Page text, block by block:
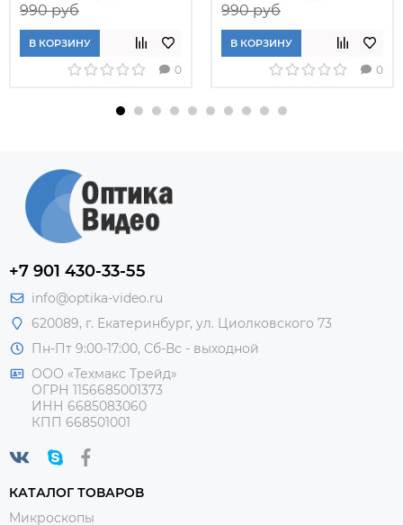
990 руб
В КОРЗИНУ
0
990 руб
В КОРЗИНУ
0
+7 901 430-33-55
info@optika-video.ru
620089, г. Екатеринбург, ул. Циолковского 73
Пн-Пт 9:00-17:00, Сб-Вс - выходной
ООО «Техмакс Трейд»
ОГРН 1156685001373
ИНН 6685083060
КПП 668501001
КАТАЛОГ ТОВАРОВ
Микроскопы